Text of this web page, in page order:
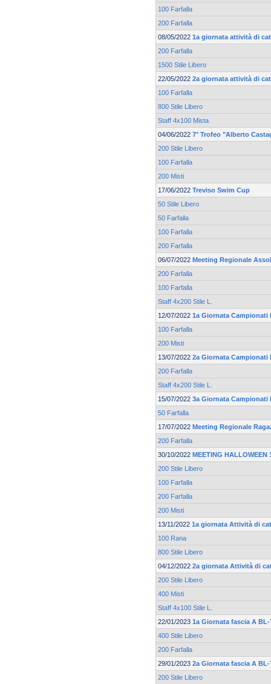
100 Farfalla
200 Farfalla
08/05/2022 1a giornata attività di
200 Farfalla
1500 Stile Libero
22/05/2022 2a giornata attività di
100 Farfalla
800 Stile Libero
Staff 4x100 Mista
04/06/2022 7° Trofeo "Alberto
200 Stile Libero
100 Farfalla
200 Misti
17/06/2022 Treviso Swim Cup
50 Stile Libero
50 Farfalla
100 Farfalla
200 Farfalla
06/07/2022 Meeting Regionale
200 Farfalla
100 Farfalla
Staff 4x200 Stile L.
12/07/2022 1a Giornata
100 Farfalla
200 Misti
13/07/2022 2a Giornata
200 Farfalla
Staff 4x200 Stile L.
15/07/2022 3a Giornata
50 Farfalla
17/07/2022 Meeting Regionale
200 Farfalla
30/10/2022 MEETING HALLOWEEN
200 Stile Libero
100 Farfalla
200 Farfalla
200 Misti
13/11/2022 1a giornata Attività di
100 Rana
800 Stile Libero
04/12/2022 2a giornata Attività di
200 Stile Libero
400 Misti
Staff 4x100 Stile L.
22/01/2023 1a Giornata fascia A BL-
400 Stile Libero
200 Farfalla
29/01/2023 2a Giornata fascia A BL-
200 Stile Libero